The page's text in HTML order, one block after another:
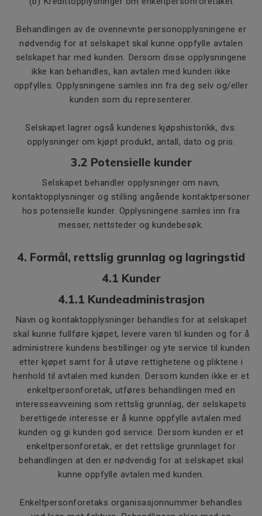
Behandlingen av de ovennevnte personopplysningene er
nødvendig for at selskapet skal kunne oppfylle avtalen
selskapet har med kunden. Dersom disse opplysningene
ikke kan behandles, kan avtalen med kunden ikke
oppfylles. Opplysningene samles inn fra deg selv og/eller
kunden som du representerer.
Selskapet lagrer også kundenes kjøpshistorikk, dvs.
opplysninger om kjøpt produkt, antall, dato og pris.
3.2 Potensielle kunder
Selskapet behandler opplysninger om navn,
kontaktopplysninger og stilling angående kontaktpersoner
hos potensielle kunder. Opplysningene samles inn fra
messer, nettsteder og kundebesøk.
4. Formål, rettslig grunnlag og lagringstid
4.1 Kunder
4.1.1 Kundeadministrasjon
Navn og kontaktopplysninger behandles for at selskapet
skal kunne fullføre kjøpet, levere varen til kunden og for å
administrere kundens bestillinger og yte service til kunden
etter kjøpet samt for å utøve rettighetene og pliktene i
henhold til avtalen med kunden. Dersom kunden ikke er et
enkeltpersonforetak, utføres behandlingen med en
interesseavveining som rettslig grunnlag, der selskapets
berettigede interesse er å kunne oppfylle avtalen med
kunden og gi kunden god service. Dersom kunden er et
enkeltpersonforetak, er det rettslige grunnlaget for
behandlingen at den er nødvendig for at selskapet skal
kunne oppfylle avtalen med kunden.
Enkeltpersonforetaks organisasjonnummer behandles